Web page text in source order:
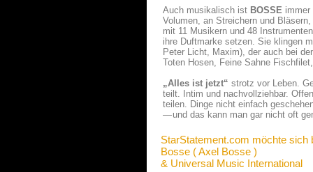
Auch musikalisch ist BOSSE immer
Volumen, an Streichern und
mit 11 Musikern und 48
ihre Duftmarke setzen. Sie klingen
Peter Licht, Maxim), der auch bei
Toten Hosen, Feine Sahne
„Alles ist jetzt“ strotz vor Leben.
teilt. Intim und nachvollziehbar.
teilen. Dinge nicht einfach
— und das kann man gar nicht oft
StarStatement.com möchte sich
Bosse ( Axel Bosse )
& Universal Music International